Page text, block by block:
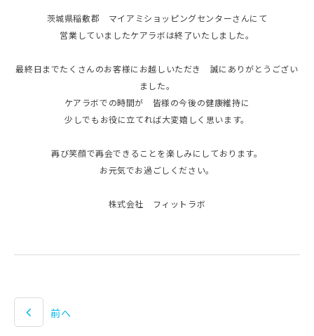
茨城県稲敷郡 マイアミショッピングセンターさんにて
営業していましたケアラボは終了いたしました。
最終日までたくさんのお客様にお越しいただき 誠にありがとうござい
ました。
ケアラボでの時間が 皆様の今後の健康維持に
少しでもお役に立てれば大変嬉しく思います。
再び笑顔で再会できることを楽しみにしております。
お元気でお過ごしください。
株式会社 フィットラボ
前へ